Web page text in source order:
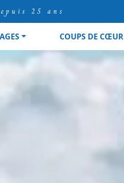
25 ans
COUPS DE CŒUR